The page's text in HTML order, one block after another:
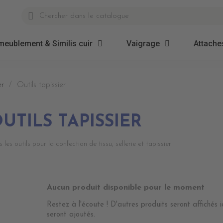
& Similis cuir Vaigrage
Outils tapissier
TAPISSIER
les outils pour la confection de tissu, sellerie et tapissier
Aucun produit disponible pour le moment
Restez à l'écoute ! D'autres produits seront affichés
seront ajoutés.